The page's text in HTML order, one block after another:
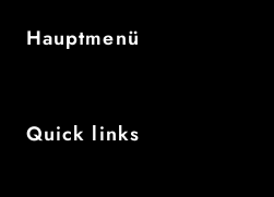
Hauptmenü
Quick links